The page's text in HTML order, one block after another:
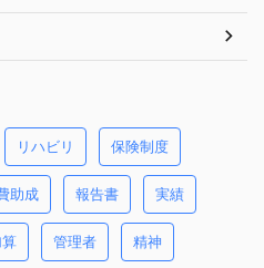
リハビリ 保険制度
助成 報告書 実績
管理者 精神